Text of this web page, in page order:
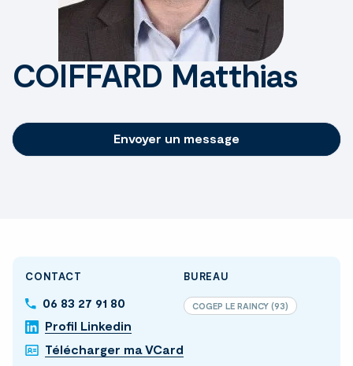
COIFFARD Matthias
Envoyer un message
CONTACT
06 83 27 91 80
Profil Linkedin
Télécharger ma VCard
BUREAU
COGEP LE RAINCY (93)